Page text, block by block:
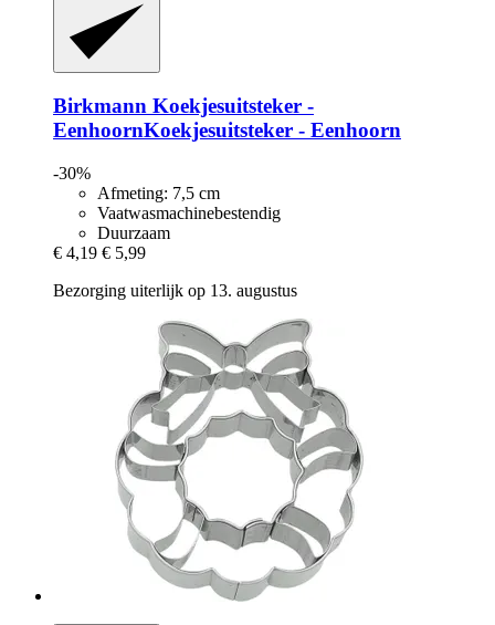
Birkmann Koekjesuitsteker -​
EenhoornKoekjesuitsteker -​ Eenhoorn
-30%
Afmeting: 7,5 cm
Vaatwasmachinebestendig
Duurzaam
€ 4,19 € 5,99
Bezorging uiterlijk op 13. augustus